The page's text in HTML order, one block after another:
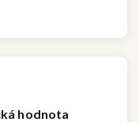
hodnota